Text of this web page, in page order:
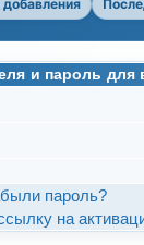
и пароль для
пароль?
на